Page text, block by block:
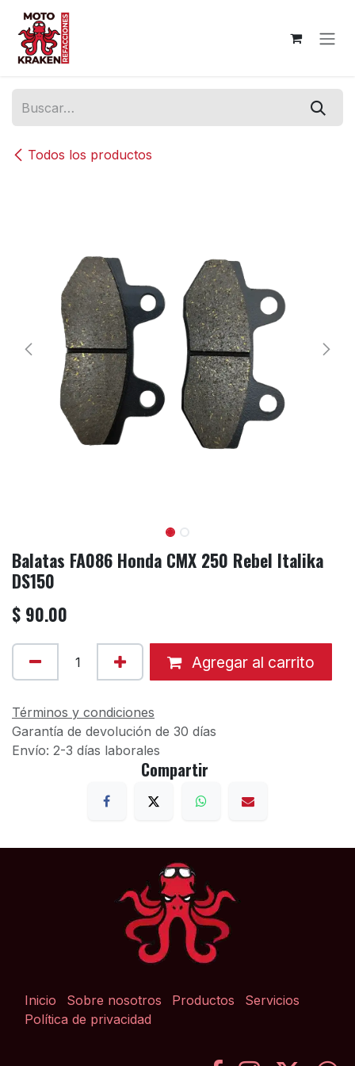
Ir al contenido
Todos los productos
Balatas FA086 Honda CMX 250 Rebel Italika
DS150
$ 90.00
Agregar al carrito
Términos y condiciones
Garantía de devolución de 30 días
Envío: 2-3 días laborales
Compartir
Inicio Sobre nosotros Productos
Servicios
Política de privacidad